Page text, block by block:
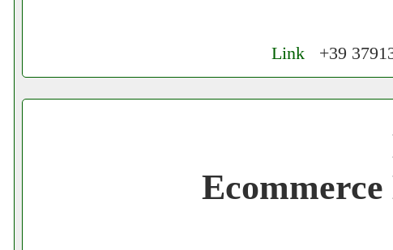
Cerchiamo Collaboratori per Lavoro nel
Gratis registra il tuo Ecommerce nel
Link +39
Ecommerce